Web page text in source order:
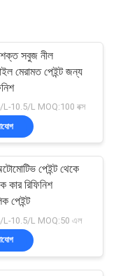
সবুজ নীল
মেরামত পেইন্ট জন্য
L-10.5/L MOQ:100 বক্স
পেইন্ট থেকে
কার রিফিনিশ
পেইন্ট
L-10.5/L MOQ:50 এল